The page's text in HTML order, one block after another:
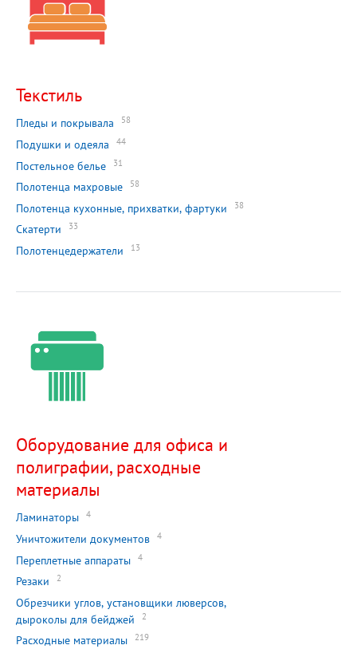
Текстиль
Пледы и покрывала 58
Подушки и одеяла 44
Постельное белье 31
Полотенца махровые 58
Полотенца кухонные, прихватки, фартуки 38
Скатерти 33
Полотенцедержатели 13
Оборудование для офиса и
полиграфии, расходные
материалы
Ламинаторы 4
Уничтожители документов 4
Переплетные аппараты 4
Резаки 2
Обрезчики углов, установщики люверсов,
дыроколы для бейджей
2
Расходные материалы 219